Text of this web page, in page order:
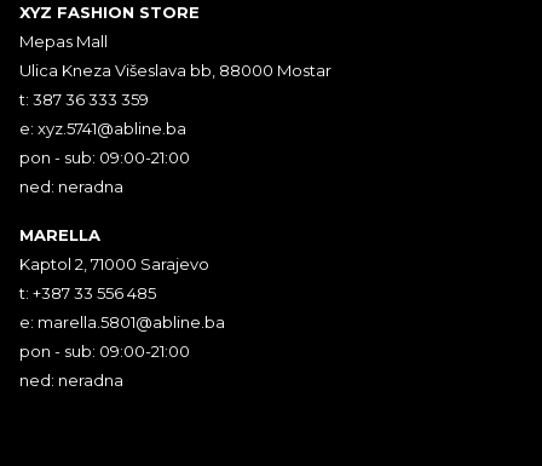
XYZ FASHION STORE
Mepas Mall
Ulica Kneza Višeslava bb, 88000 Mostar
t: 387 36 333 359
e: xyz.5741@abline.ba
pon - sub: 09:00-21:00
ned: neradna
MARELLA
Kaptol 2, 71000 Sarajevo
t: +387 33 556 485
e: marella.5801@abline.ba
pon - sub: 09:00-21:00
ned: neradna